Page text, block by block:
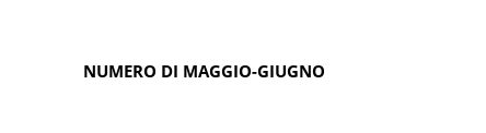
NUMERO DI MAGGIO-GIUGNO